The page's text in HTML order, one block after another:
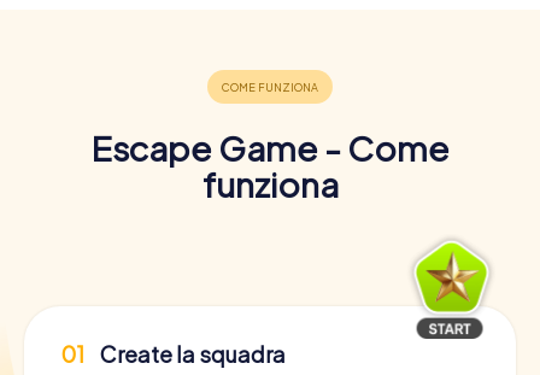
Escape Game - Come
funziona
01 Create la squadra